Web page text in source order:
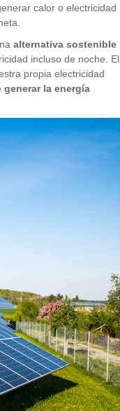
calor o electricidad
alternativa sostenible
incluso de noche. El
propia electricidad
la energía